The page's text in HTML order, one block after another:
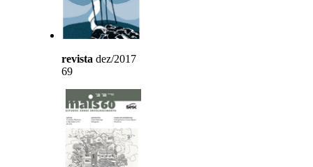
revista dez/2017
69